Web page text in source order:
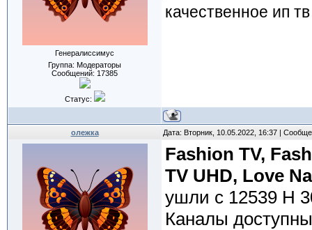
Генералиссимус
Группа: Модераторы
Сообщений: 17385
Статус:
качественное ип
олежка Дата: Вторник, 10.05.2022, 16:37 |
Fashion TV,
TV UHD, Love
ушли с 12539 H
Каналы